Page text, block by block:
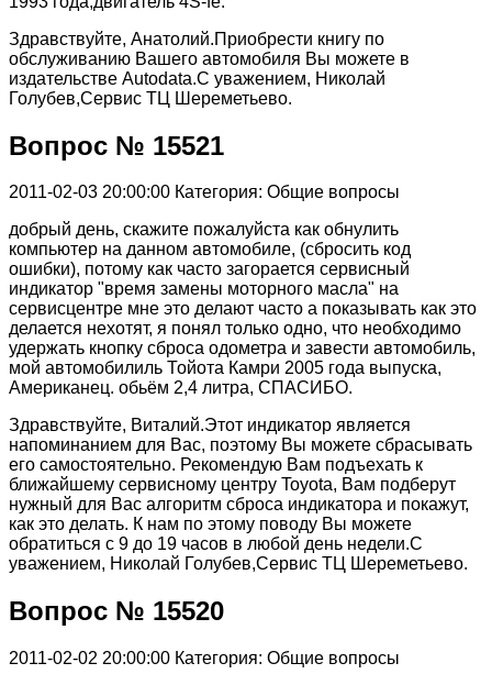
Здравствуйте, Анатолий.Приобрести книгу по
обслуживанию Вашего автомобиля Вы можете в
издательстве Autodata.С уважением, Николай
Голубев,Сервис ТЦ Шереметьево.
Вопрос № 15521
2011-02-03 20:00:00 Категория: Общие вопросы
добрый день, скажите пожалуйста как обнулить
компьютер на данном автомобиле, (сбросить код
ошибки), потому как часто загорается сервисный
индикатор "время замены моторного масла" на
сервисцентре мне это делают часто а показывать как это
делается нехотят, я понял только одно, что необходимо
удержать кнопку сброса одометра и завести автомобиль,
мой автомобилиль Тойота Камри 2005 года выпуска,
Американец. обьём 2,4 литра, СПАСИБО.
Здравствуйте, Виталий.Этот индикатор является
напоминанием для Вас, поэтому Вы можете сбрасывать
его самостоятельно. Рекомендую Вам подъехать к
ближайшему сервисному центру Toyota, Вам подберут
нужный для Вас алгоритм сброса индикатора и покажут,
как это делать. К нам по этому поводу Вы можете
обратиться с 9 до 19 часов в любой день недели.С
уважением, Николай Голубев,Сервис ТЦ Шереметьево.
Вопрос № 15520
2011-02-02 20:00:00 Категория: Общие вопросы